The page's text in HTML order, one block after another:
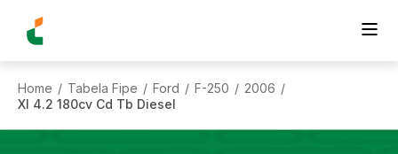
Home / Tabela Fipe / Ford / F-250 / 2006 /
Xl 4.2 180cv Cd Tb Diesel